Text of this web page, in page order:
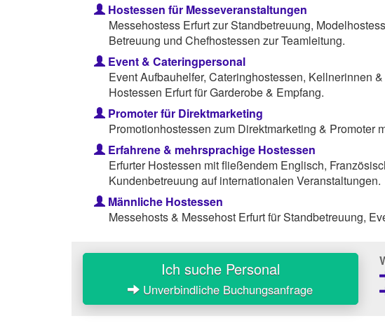
Hostessen für Messeveranstaltungen
Messehostess Erfurt zur Standbetreuung,
Betreuung und Chefhostessen zur Teamleitung.
Event & Cateringpersonal
Event Aufbauhelfer, Cateringhostessen, Kellnerinnen
Hostessen Erfurt für Garderobe & Empfang.
Promoter für Direktmarketing
Promotionhostessen zum Direktmarketing & Promoter
Erfahrene & mehrsprachige Hostessen
Erfurter Hostessen mit fließendem Englisch,
Kundenbetreuung auf internationalen Veranstaltungen.
Männliche Hostessen
Messehosts & Messehost Erfurt für Standbetreuung,
Ich suche Personal
Unverbindliche Buchungsanfrage